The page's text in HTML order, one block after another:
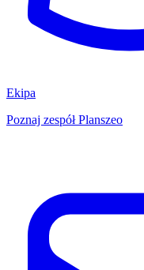
Ekipa
Poznaj zespół Planszeo